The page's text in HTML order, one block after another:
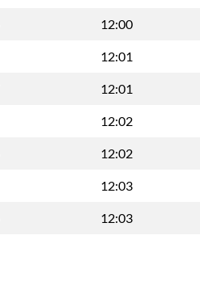
12:00
12:01
12:01
12:02
12:02
12:03
12:03